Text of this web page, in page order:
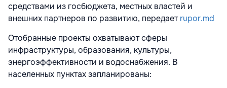
средствами из госбюджета, местных властей и
внешних партнеров по развитию, передаетrupor.md
Отобранные проекты охватывают сферы
инфраструктуры, образования, культуры,
энергоэффективности и водоснабжения. В
населенных пунктах запланированы: